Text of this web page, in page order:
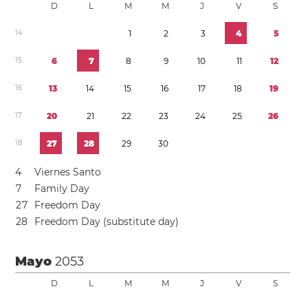
D L M M J V S
14 1 2 3 4 5
15 6 7 8 9 10 11 12
16 13 14 15 16 17 18 19
17 20 21 22 23 24 25 26
18 27 28 29 30
4
Viernes Santo
7
Family Day
27
Freedom Day
28 Freedom Day (substitute day)
Mayo2053
D L M M J V S